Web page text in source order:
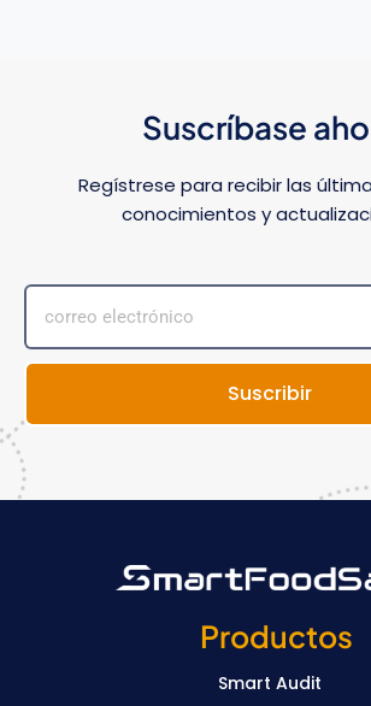
Suscríbase
Regístrese para recibir las
conocimientos y
Suscribir
Productos
Smart Audit